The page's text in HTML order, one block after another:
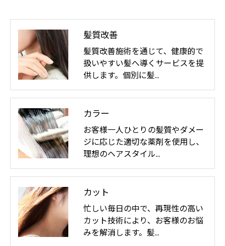
髪質改善
髪質改善施術を通じて、健康的で
扱いやすい髪へ導くサービスを提
供します。個別に髪…
カラー
お客様一人ひとりの髪質やダメー
ジに応じた適切な薬剤を使用し、
理想のヘアスタイル…
カット
忙しい毎日の中で、再現性の高い
カット技術により、お客様のお悩
みを解消します。髪…